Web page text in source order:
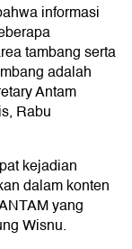
informasi
tambang serta
adalah
Antam
Rabu
kejadian
dalam konten
yang
Wisnu.